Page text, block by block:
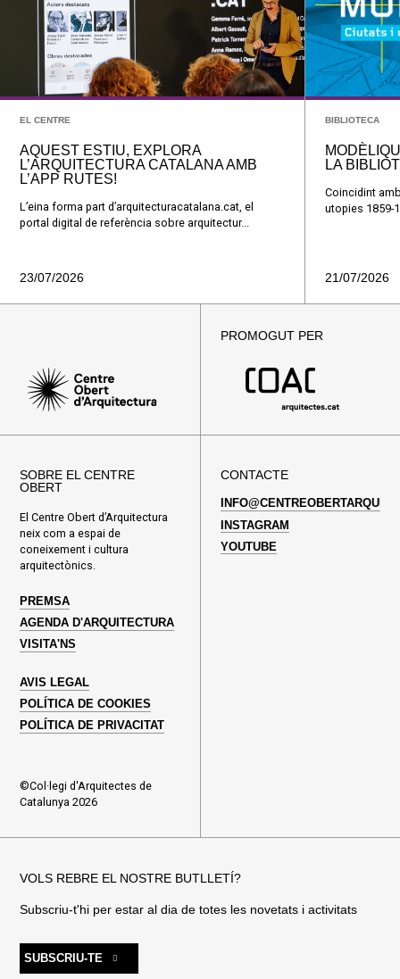
EL CENTRE
AQUEST ESTIU, EXPLORA
L’ARQUITECTURA CATALANA AMB
L’APP RUTES!
L’eina forma part d’arquitecturacatalana.cat, el
portal digital de referència sobre arquitectur...
23/07/2026
BIBLIOTECA
LA
Coincidint
utopies 1859-
21/07/2026
PROMOGUT PER
SOBRE EL CENTRE
OBERT
El Centre Obert d’Arquitectura
neix com a espai de
coneixement i cultura
arquitectònics.
PREMSA
AGENDA D'ARQUITECTURA
VISITA'NS
AVIS LEGAL
POLÍTICA DE COOKIES
POLÍTICA DE PRIVACITAT
©Col·legi d'Arquitectes de
Catalunya 2026
CONTACTE
INSTAGRAM
YOUTUBE
VOLS REBRE EL NOSTRE BUTLLETÍ?
Subscriu-t'hi per estar al dia de totes les novetats i activitats
SUBSCRIU-TE